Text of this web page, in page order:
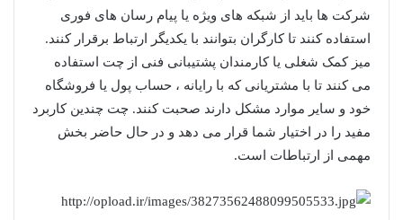
شرکت ها باید از شبکه های ویژه یا پیام رسان های فوری
استفاده کنند تا کارگران بتوانند با یکدیگر ارتباط برقرار کنند.
میز کمک شغلی یا کارمندان پشتیبانی فنی از چت استفاده
می کنند تا با مشتریانی که با رایانه ، حساب پول یا فروشگاه
خود و سایر موارد مشکل دارند صحبت کنند. چت چندین کاربرد
مفید را در اختیار شما قرار می دهد و در حال حاضر بخش
مهمی از ارتباطات است.